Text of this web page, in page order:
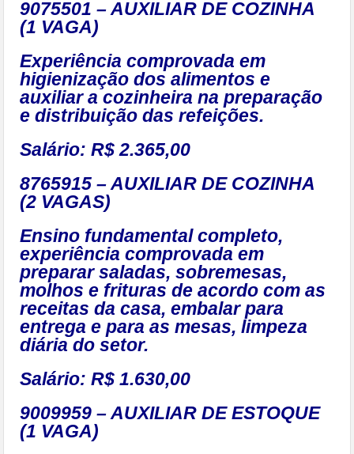
9075501 – AUXILIAR DE COZINHA
(1 VAGA)
Experiência comprovada em
higienização dos alimentos e
auxiliar a cozinheira na preparação
e distribuição das refeições.
Salário: R$ 2.365,00
8765915 – AUXILIAR DE COZINHA
(2 VAGAS)
Ensino fundamental completo,
experiência comprovada em
preparar saladas, sobremesas,
molhos e frituras de acordo com as
receitas da casa, embalar para
entrega e para as mesas, limpeza
diária do setor.
Salário: R$ 1.630,00
9009959 – AUXILIAR DE ESTOQUE
(1 VAGA)